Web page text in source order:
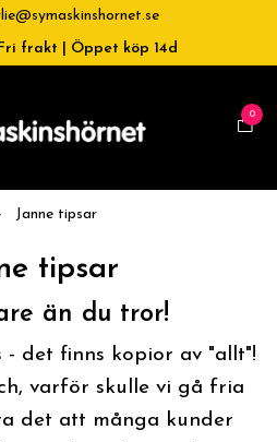
frakt | Öppet köp 14d
0
Janne tipsar
tipsar
än du tror!
det finns kopior av "allt"!
varför skulle vi gå fria
det att många kunder